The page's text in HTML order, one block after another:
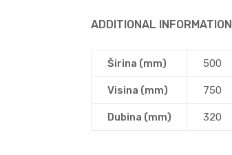
ADDITIONAL INFORMATION
Širina (mm) 500
Visina (mm) 750
Dubina (mm) 320